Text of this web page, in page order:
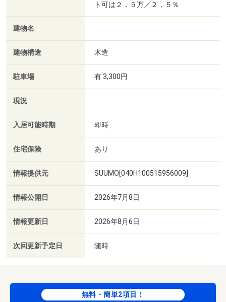
ト可は２．５万／２．５％
建物名
建物構造 木造
駐車場 有 3,300円
現況
入居可能時期 即時
住宅保険 あり
情報提供元 SUUMO[040H100515956009]
情報公開日 2026年7月8日
情報更新日 2026年8月6日
次回更新予定日 随時
無料・簡単2項目！